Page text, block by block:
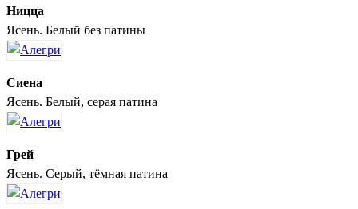
Ницца
Ясень. Белый без патины
Сиена
Ясень. Белый, серая патина
Грей
Ясень. Серый, тёмная патина